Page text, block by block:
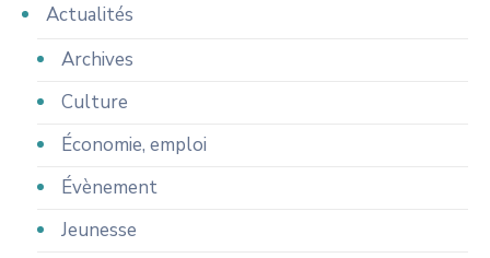
Actualités
Archives
Culture
Économie, emploi
Évènement
Jeunesse